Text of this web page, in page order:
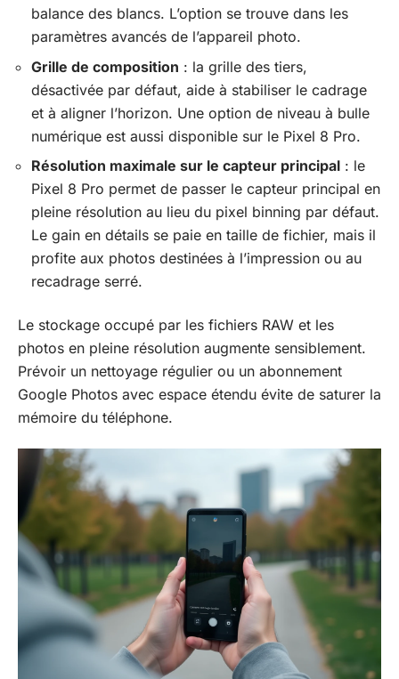
balance des blancs. L’option se trouve dans les
paramètres avancés de l’appareil photo.
Grille de composition : la grille des tiers,
désactivée par défaut, aide à stabiliser le cadrage
et à aligner l’horizon. Une option de niveau à bulle
numérique est aussi disponible sur le Pixel 8 Pro.
Résolution maximale sur le capteur principal : le
Pixel 8 Pro permet de passer le capteur principal en
pleine résolution au lieu du pixel binning par défaut.
Le gain en détails se paie en taille de fichier, mais il
profite aux photos destinées à l’impression ou au
recadrage serré.
Le stockage occupé par les fichiers RAW et les
photos en pleine résolution augmente sensiblement.
Prévoir un nettoyage régulier ou un abonnement
Google Photos avec espace étendu évite de saturer la
mémoire du téléphone.